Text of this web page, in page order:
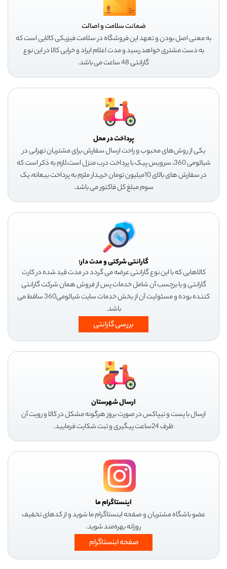
ضمانت سلامت و اصالت
به معنی اصل بودن و تعهد این فروشگاه در سلامت فیزیکی کالایی است که
به دست مشتری خواهد رسید و مدت اعلام ایراد و خرابی کالا در این نوع
گارانتی 48 ساعت می باشد.
پرداخت در محل
یکی از روش‌های محبوب و راحت ارسال سفارش برای مشتریان تهرانی در
شیائومی 360، سرویس پیک با پرداخت درب منزل است،لازم به ذکر است که
در سفارش های بالای 10میلیون تومان خریدار ملزم به پرداخت بیعانه، یک
سوم مبلغ کل فاکتور می باشد.
گارانتی شرکتی و مدت دار:
کالاهایی که با این نوع گارانتی عرضه می گردد در مدت قید شده در کارت
گارانتی و یا برچسب آن شامل خدمات پس از فروش همان شرکت گارانتی
کننده بوده و مسئولیت آن از بخش خدمات سایت شیائومی360 ساقط می
باشد.
بررسی گارانتی
ارسال شهرستان
ارسال با پست و تیپاکس در صورت بروز هرگونه مشکل در کالا و رویت آن
ظرف 24ساعت پیگیری و ثبت شکایت فرمایید.
اینستاگرام ما
عضو باشگاه مشتریان و صفحه اینستاگرام ما شوید و از کدهای تخفیف
روزانه بهره‌مند شوید.
صفحه اینستاگرام